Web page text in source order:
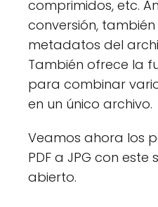
comprimidos, etc.
conversión,
metadatos del
También ofrece la
para combinar
en un único archivo.
Veamos ahora los
PDF a JPG con
abierto.